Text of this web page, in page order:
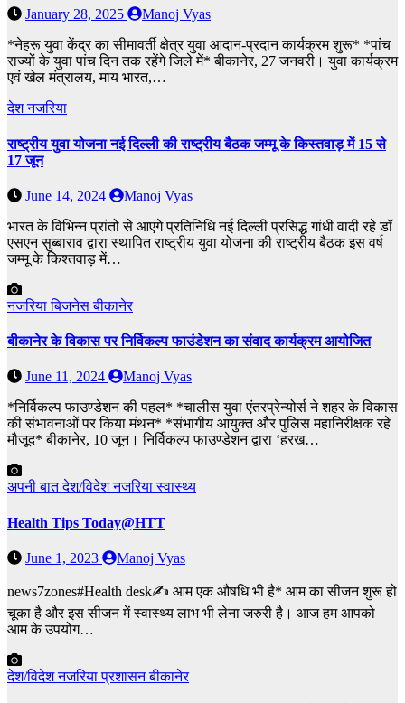
January 28, 2025
Manoj Vyas
*नेहरू युवा केंद्र का सीमावर्ती क्षेत्र युवा आदान-प्रदान कार्यक्रम शुरू* *पांच
राज्यों के युवा पांच दिन तक रहेंगे जिले में* बीकानेर, 27 जनवरी। युवा कार्यक्रम
एवं खेल मंत्रालय, माय भारत,…
देशनजरिया
राष्ट्रीय युवा योजना नई दिल्ली की राष्ट्रीय बैठक जम्मू के किस्तवाड़ में 15 से
17 जून
June 14, 2024
Manoj Vyas
भारत के विभिन्न प्रांतो से आएंगे प्रतिनिधि नई दिल्ली प्रसिद्ध गांधी वादी रहे डॉ
एसएन सुब्बाराव द्वारा स्थापित राष्ट्रीय युवा योजना की राष्ट्रीय बैठक इस वर्ष
जम्मू के किश्तवाड़ में…
नजरियाबिजनेसबीकानेर
बीकानेर के विकास पर निर्विकल्प फाउंडेशन का संवाद कार्यक्रम आयोजित
June 11, 2024
Manoj Vyas
*निर्विकल्प फाउण्डेशन की पहल* *चालीस युवा एंतरप्रेन्योर्स ने शहर के विकास
की संभावनाओं पर किया मंथन* *संभागीय आयुक्त और पुलिस महानिरीक्षक रहे
मौजूद* बीकानेर, 10 जून। निर्विकल्प फाउण्डेशन द्वारा ‘हरख…
अपनी बातदेश/विदेशनजरियास्वास्थ्य
Health Tips Today@HTT
June 1, 2023 Manoj Vyas
news7zones#Health desk✍️ आम एक औषधि भी है* आम का सीजन शुरू हो
चूका है और इस सीजन में स्वास्थ्य लाभ भी लेना जरुरी है। आज हम आपको
आम के उपयोग…
देश/विदेशनजरियाप्रशासनबीकानेर